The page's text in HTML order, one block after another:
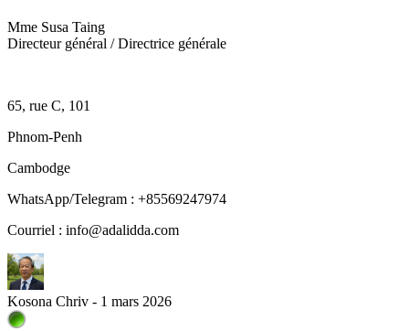
Mme Susa Taing
Directeur général / Directrice générale
65, rue C, 101
Phnom-Penh
Cambodge
WhatsApp/Telegram : +85569247974
Courriel : info@adalidda.com
Kosona Chriv - 1 mars 2026